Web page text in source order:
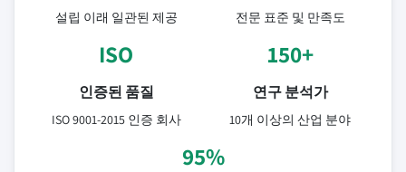
설립 이래 일관된 제공 전문 표준 및 만족도
ISO
인증된 품질
ISO 9001-2015 인증 회사
150+
연구 분석가
10개 이상의 산업 분야
95%